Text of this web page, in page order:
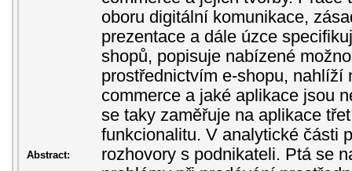
Abstract:
oboru digitální komunikace,
prezentace a dále úzce
shopů, popisuje nabízené
prostřednictvím e-shopu, nahlíží
commerce a jaké aplikace jsou
se taky zaměřuje na aplikace
funkcionalitu. V analytické části
rozhovory s podnikateli. Ptá se